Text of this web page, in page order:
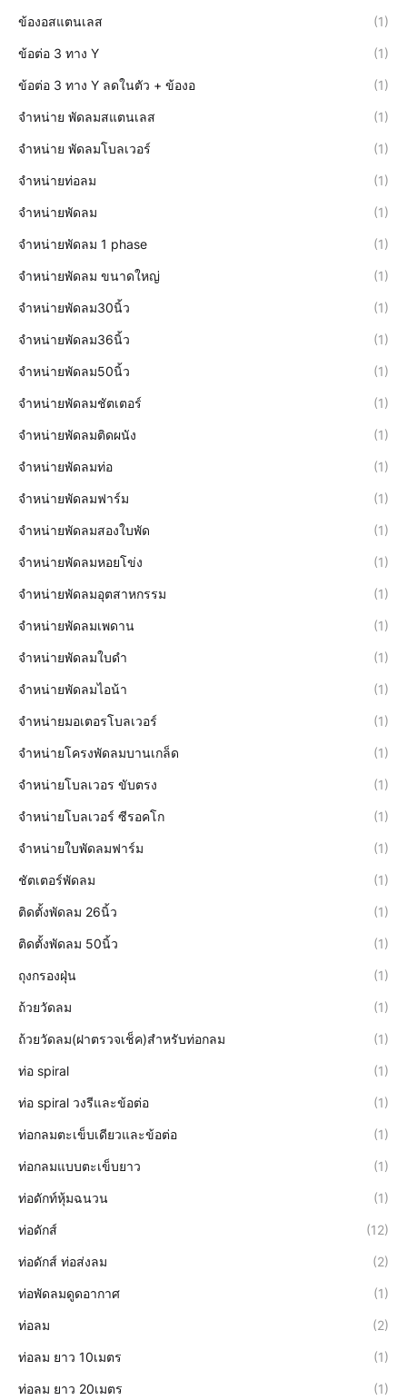
ข้องอสแตนเลส (1)
ข้อต่อ 3 ทาง Y (1)
ข้อต่อ 3 ทาง Y ลดในตัว + ข้องอ (1)
จำหน่าย พัดลมสแตนเลส (1)
จำหน่าย พัดลมโบลเวอร์ (1)
จำหน่ายท่อลม (1)
จำหน่ายพัดลม (1)
จำหน่ายพัดลม 1 phase (1)
จำหน่ายพัดลม ขนาดใหญ่ (1)
จำหน่ายพัดลม30นิ้ว (1)
จำหน่ายพัดลม36นิ้ว (1)
จำหน่ายพัดลม50นิ้ว (1)
จำหน่ายพัดลมชัตเตอร์ (1)
จำหน่ายพัดลมติดผนัง (1)
จำหน่ายพัดลมท่อ (1)
จำหน่ายพัดลมฟาร์ม (1)
จำหน่ายพัดลมสองใบพัด (1)
จำหน่ายพัดลมหอยโข่ง (1)
จำหน่ายพัดลมอุตสาหกรรม (1)
จำหน่ายพัดลมเพดาน (1)
จำหน่ายพัดลมใบดำ (1)
จำหน่ายพัดลมไอน้า (1)
จำหน่ายมอเตอรโบลเวอร์ (1)
จำหน่ายโครงพัดลมบานเกล็ด (1)
จำหน่ายโบลเวอร ขับตรง (1)
จำหน่ายโบลเวอร์ ซีรอคโก (1)
จำหน่ายใบพัดลมฟาร์ม (1)
ชัตเตอร์พัดลม (1)
ติดตั้งพัดลม 26นิ้ว (1)
ติดตั้งพัดลม 50นิ้ว (1)
ถุงกรองฝุ่น (1)
ถ้วยวัดลม (1)
ถ้วยวัดลม(ฝาตรวจเช็ค)สำหรับท่อกลม (1)
ท่อ spiral (1)
ท่อ spiral วงรีและข้อต่อ (1)
ท่อกลมตะเข็บเดียวและข้อต่อ (1)
ท่อกลมแบบตะเข็บยาว (1)
ท่อดักท์หุ้มฉนวน (1)
ท่อดักส์ (12)
ท่อดักส์ ท่อส่งลม (2)
ท่อพัดลมดูดอากาศ (1)
ท่อลม (2)
ท่อลม ยาว 10เมตร (1)
ท่อลม ยาว 20เมตร (1)